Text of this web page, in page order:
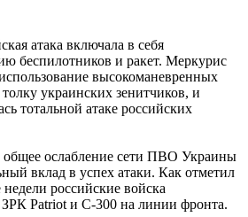
атака включала в себя
беспилотников и ракет. Меркурис
высокоманевренных
украинских зенитчиков, и
тотальной атаке российских
общее ослабление сети ПВО Украины
вклад в успех атаки. Как отметил
российские войска
Patriot и С-300 на линии фронта.